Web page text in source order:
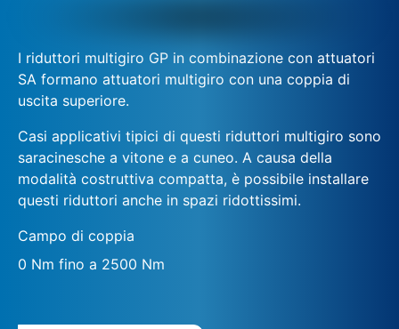
I riduttori multigiro GP in combinazione con attuatori
SA formano attuatori multigiro con una coppia di
uscita superiore.
Casi applicativi tipici di questi riduttori multigiro sono
saracinesche a vitone e a cuneo. A causa della
modalità costruttiva compatta, è possibile installare
questi riduttori anche in spazi ridottissimi.
Campo di coppia
0 Nm fino a 2500 Nm